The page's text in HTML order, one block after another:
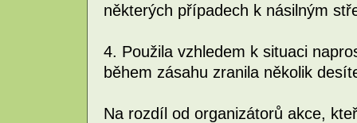
některých případech k násilným
4. Použila vzhledem k situaci
během zásahu zranila několik
Na rozdíl od organizátorů akce,